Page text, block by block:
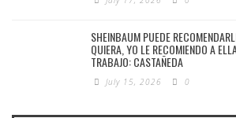
SHEINBAUM PUEDE
QUIERA, YO LE RECOMIENDO A
TRABAJO: CASTAÑEDA
July 15, 2026 0